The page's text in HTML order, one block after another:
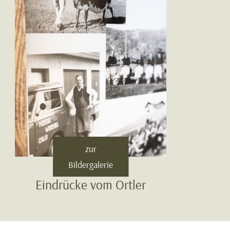
zur
Bildergalerie
Eindrücke vom Ortler